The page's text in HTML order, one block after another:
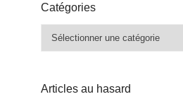
Catégories
Articles au hasard